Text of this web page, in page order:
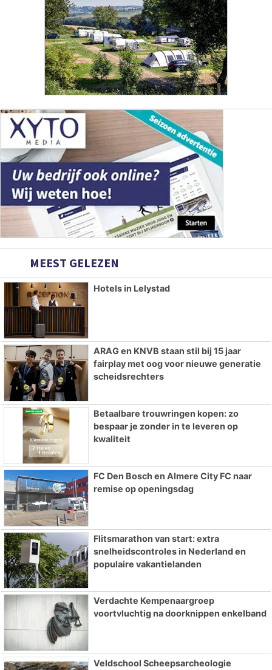
MEEST GELEZEN
Hotels in Lelystad
ARAG en KNVB staan stil bij 15 jaar
fairplay met oog voor nieuwe generatie
scheidsrechters
Betaalbare trouwringen kopen: zo
bespaar je zonder in te leveren op
kwaliteit
FC Den Bosch en Almere City FC naar
remise op openingsdag
Flitsmarathon van start: extra
snelheidscontroles in Nederland en
populaire vakantielanden
Verdachte Kempenaargroep
voortvluchtig na doorknippen enkelband
Veldschool Scheepsarcheologie